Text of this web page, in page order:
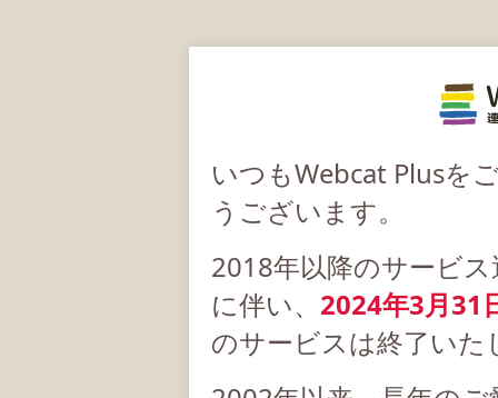
いつもWebcat Plusを
うございます。
2018年以降のサービ
に伴い、 2024年3月31
のサービスは終了いた